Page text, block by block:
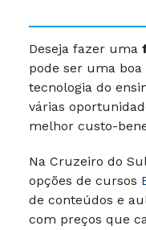
Deseja fazer uma
pode ser uma
tecnologia do
várias
melhor custo-
Na Cruzeiro do
opções de cursos
de conteúdos e
com preços que